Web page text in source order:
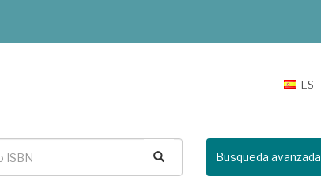
ES
Busqueda avanzada